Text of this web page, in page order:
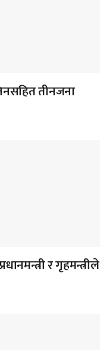
तीनजना
र गृहमन्त्रीले